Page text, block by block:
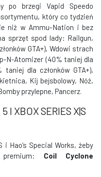
po brzegi Vapid Speedo
który co tydzień
niż w Ammu-Nation i bez
sprzęt spod lady: Railgun,
GTA+), Wdowi strach
N-Atomizer (40% taniej dla
taniej dla członków GTA+),
Kij bejsbolowy, Nóż,
przylepne, Pancerz.
I XBOX SERIES X|S
Hao’s Special Works, żeby
premium: Coil Cyclone